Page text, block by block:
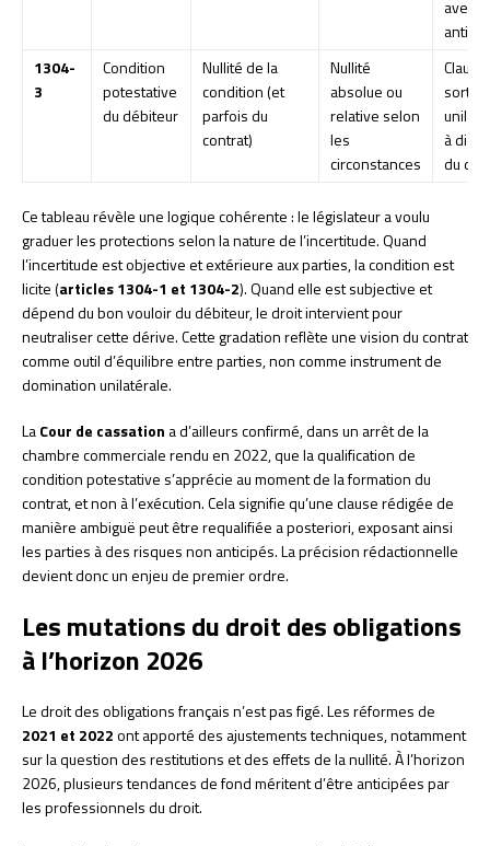
avec
1304-
3
Condition
potestative
du débiteur
Nullité de la
condition (et
parfois du
contrat)
Nullité
absolue ou
relative selon
les
circonstances
sortie
à
du
Ce tableau révèle une logique cohérente : le législateur a voulu
graduer les protections selon la nature de l’incertitude. Quand
l’incertitude est objective et extérieure aux parties, la condition est
licite (articles 1304-1 et 1304-2). Quand elle est subjective et
dépend du bon vouloir du débiteur, le droit intervient pour
neutraliser cette dérive. Cette gradation reflète une vision du contrat
comme outil d’équilibre entre parties, non comme instrument de
domination unilatérale.
LaCour de cassation a d’ailleurs confirmé, dans un arrêt de la
chambre commerciale rendu en 2022, que la qualification de
condition potestative s’apprécie au moment de la formation du
contrat, et non à l’exécution. Cela signifie qu’une clause rédigée de
manière ambiguë peut être requalifiée a posteriori, exposant ainsi
les parties à des risques non anticipés. La précision rédactionnelle
devient donc un enjeu de premier ordre.
Les mutations du droit des obligations
à l’horizon 2026
Le droit des obligations français n’est pas figé. Les réformes de
2021 et 2022ont apporté des ajustements techniques, notamment
sur la question des restitutions et des effets de la nullité. À l’horizon
2026, plusieurs tendances de fond méritent d’être anticipées par
les professionnels du droit.